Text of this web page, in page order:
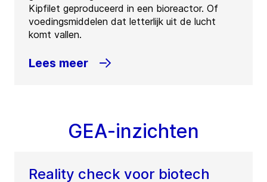
Kipfilet geproduceerd in een bioreactor. Of
voedingsmiddelen dat letterlijk uit de lucht
komt vallen.
Lees meer
GEA-inzichten
Reality check voor biotech